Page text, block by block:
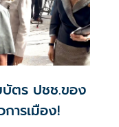
ตร ปชช.ของ
ารเมือง!